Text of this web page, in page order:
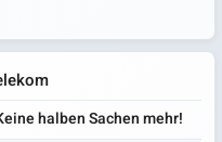
halben Sachen mehr!